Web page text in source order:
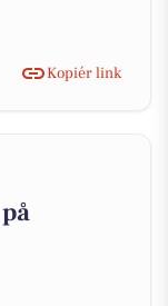
Kopiér link